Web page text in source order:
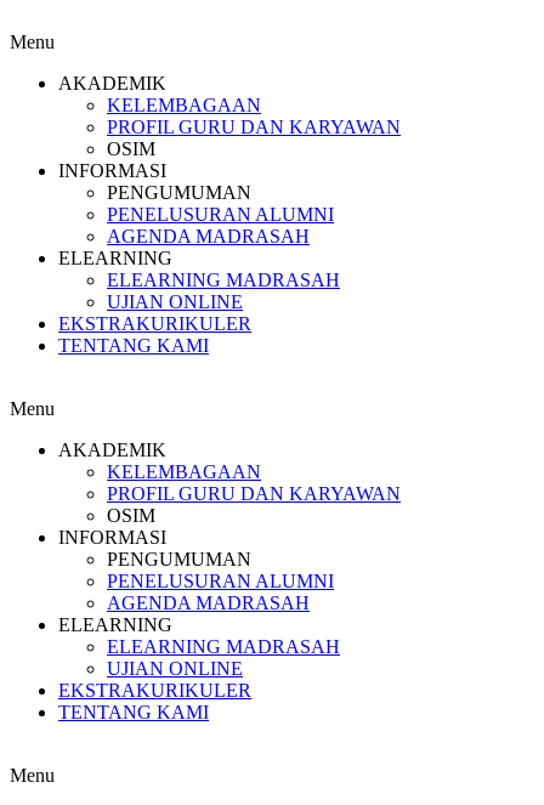
Menu
AKADEMIK
KELEMBAGAAN
PROFIL GURU DAN KARYAWAN
OSIM
INFORMASI
PENGUMUMAN
PENELUSURAN ALUMNI
AGENDA MADRASAH
ELEARNING
ELEARNING MADRASAH
UJIAN ONLINE
EKSTRAKURIKULER
TENTANG KAMI
Menu
AKADEMIK
KELEMBAGAAN
PROFIL GURU DAN KARYAWAN
OSIM
INFORMASI
PENGUMUMAN
PENELUSURAN ALUMNI
AGENDA MADRASAH
ELEARNING
ELEARNING MADRASAH
UJIAN ONLINE
EKSTRAKURIKULER
TENTANG KAMI
Menu